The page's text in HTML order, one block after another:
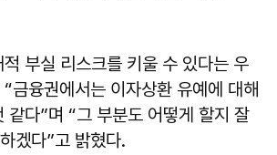
부실 리스크를 키울 수 있다는 우
금융권에서는 이자상환 유예에 대해
같다”며 “그 부분도 어떻게 할지 잘
겠다”고 밝혔다.